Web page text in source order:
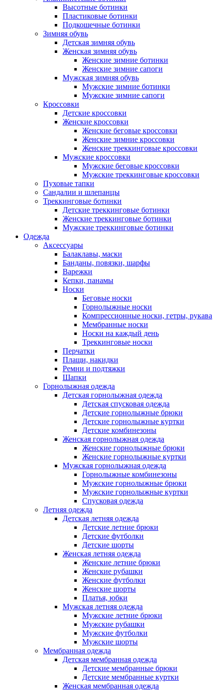
Высотные ботинки
Пластиковые ботинки
Подкошечные ботинки
Зимняя обувь
Детская зимняя обувь
Женская зимняя обувь
Женские зимние ботинки
Женские зимние сапоги
Мужская зимняя обувь
Мужские зимние ботинки
Мужские зимние сапоги
Кроссовки
Детские кроссовки
Женские кроссовки
Женские беговые кроссовки
Женские зимние кроссовки
Женские треккинговые кроссовки
Мужские кроссовки
Мужские беговые кроссовки
Мужские треккинговые кроссовки
Пуховые тапки
Сандалии и шлепанцы
Треккинговые ботинки
Детские треккинговые ботинки
Женские треккинговые ботинки
Мужские треккинговые ботинки
Одежда
Аксессуары
Балаклавы, маски
Банданы, повязки, шарфы
Варежки
Кепки, панамы
Носки
Беговые носки
Горнолыжные носки
Компрессионные носки, гетры, рукава
Мембранные носки
Носки на каждый день
Треккинговые носки
Перчатки
Плащи, накидки
Ремни и подтяжки
Шапки
Горнолыжная одежда
Детская горнолыжная одежда
Детская спусковая одежда
Детские горнолыжные брюки
Детские горнолыжные куртки
Детские комбинезоны
Женская горнолыжная одежда
Женские горнолыжные брюки
Женские горнолыжные куртки
Мужская горнолыжная одежда
Горнолыжные комбинезоны
Мужские горнолыжные брюки
Мужские горнолыжные куртки
Спусковая одежда
Летняя одежда
Детская летняя одежда
Детские летние брюки
Детские футболки
Детские шорты
Женская летняя одежда
Женские летние брюки
Женские рубашки
Женские футболки
Женские шорты
Платья, юбки
Мужская летняя одежда
Мужские летние брюки
Мужские рубашки
Мужские футболки
Мужские шорты
Мембранная одежда
Детская мембранная одежда
Детские мембранные брюки
Детские мембранные куртки
Женская мембранная одежда